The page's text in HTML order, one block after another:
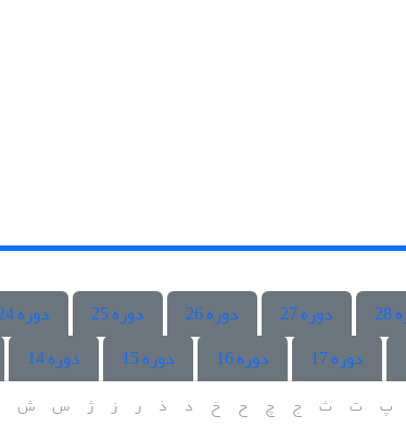
دوره 27 دوره 26 دوره 25 دوره 24
دوره 17 دوره 16 دوره 15 دوره 14
پ ت ث ج چ ح خ د ذ ر ز ژ س ش